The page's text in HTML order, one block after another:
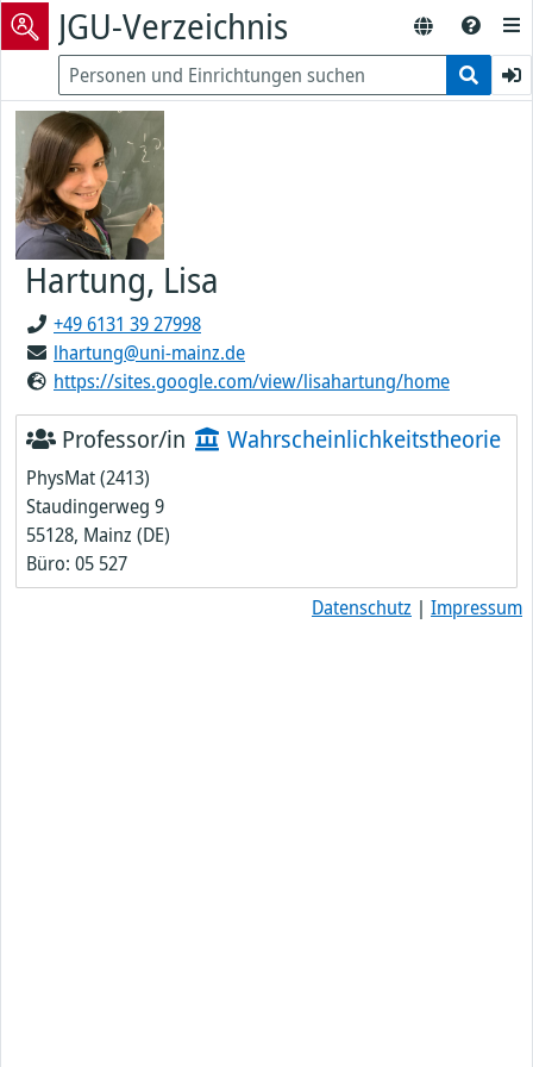
JGU-Verzeichnis
Hartung, Lisa
+49 6131 39 27998
lhartung@uni-mainz.de
https://sites.google.com/view/lisahartung/home
Professor/in Wahrscheinlichkeitstheorie
PhysMat (2413)
Staudingerweg 9
55128, Mainz (DE)
Büro: 05 527
Datenschutz | Impressum